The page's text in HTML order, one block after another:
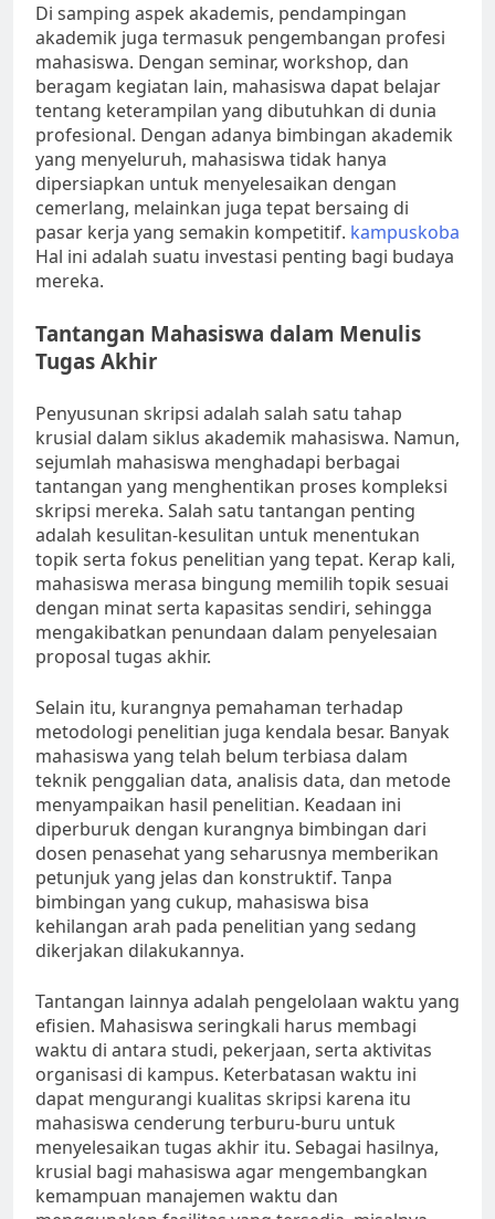
Di samping aspek akademis, pendampingan
akademik juga termasuk pengembangan profesi
mahasiswa. Dengan seminar, workshop, dan
beragam kegiatan lain, mahasiswa dapat belajar
tentang keterampilan yang dibutuhkan di dunia
profesional. Dengan adanya bimbingan akademik
yang menyeluruh, mahasiswa tidak hanya
dipersiapkan untuk menyelesaikan dengan
cemerlang, melainkan juga tepat bersaing di
pasar kerja yang semakin kompetitif. kampuskoba
Hal ini adalah suatu investasi penting bagi budaya
mereka.
Tantangan Mahasiswa dalam Menulis
Tugas Akhir
Penyusunan skripsi adalah salah satu tahap
krusial dalam siklus akademik mahasiswa. Namun,
sejumlah mahasiswa menghadapi berbagai
tantangan yang menghentikan proses kompleksi
skripsi mereka. Salah satu tantangan penting
adalah kesulitan-kesulitan untuk menentukan
topik serta fokus penelitian yang tepat. Kerap kali,
mahasiswa merasa bingung memilih topik sesuai
dengan minat serta kapasitas sendiri, sehingga
mengakibatkan penundaan dalam penyelesaian
proposal tugas akhir.
Selain itu, kurangnya pemahaman terhadap
metodologi penelitian juga kendala besar. Banyak
mahasiswa yang telah belum terbiasa dalam
teknik penggalian data, analisis data, dan metode
menyampaikan hasil penelitian. Keadaan ini
diperburuk dengan kurangnya bimbingan dari
dosen penasehat yang seharusnya memberikan
petunjuk yang jelas dan konstruktif. Tanpa
bimbingan yang cukup, mahasiswa bisa
kehilangan arah pada penelitian yang sedang
dikerjakan dilakukannya.
Tantangan lainnya adalah pengelolaan waktu yang
efisien. Mahasiswa seringkali harus membagi
waktu di antara studi, pekerjaan, serta aktivitas
organisasi di kampus. Keterbatasan waktu ini
dapat mengurangi kualitas skripsi karena itu
mahasiswa cenderung terburu-buru untuk
menyelesaikan tugas akhir itu. Sebagai hasilnya,
krusial bagi mahasiswa agar mengembangkan
kemampuan manajemen waktu dan